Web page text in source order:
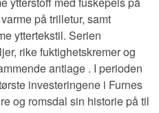
på trilletur, samt
yttertekstil. Serien
rike fuktighetskremer og
antiage . I perioden
investeringene i Furnes
og romsdal sin historie på til